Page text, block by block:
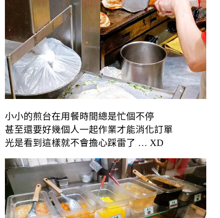
小小的煎台在用餐時間總是忙個不停
甚至還要好幾個人一起作業才能消化訂單
光是看到這樣就不會擔心踩雷了 … XD